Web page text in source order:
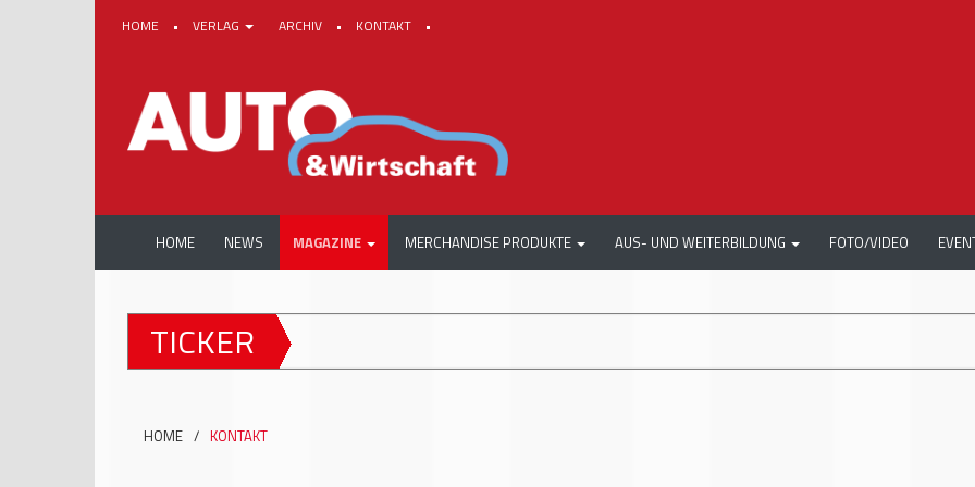
HOME • VERLAG ARCHIV • KONTAKT •
HOME NEWS MAGAZINE MERCHANDISE PRODUKTE AUS- UND WEITERBILDUNG FOTO/VIDEO
TICKER
HOME / KONTAKT